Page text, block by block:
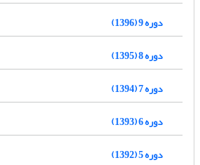
دوره 9 (1396)
دوره 8 (1395)
دوره 7 (1394)
دوره 6 (1393)
دوره 5 (1392)